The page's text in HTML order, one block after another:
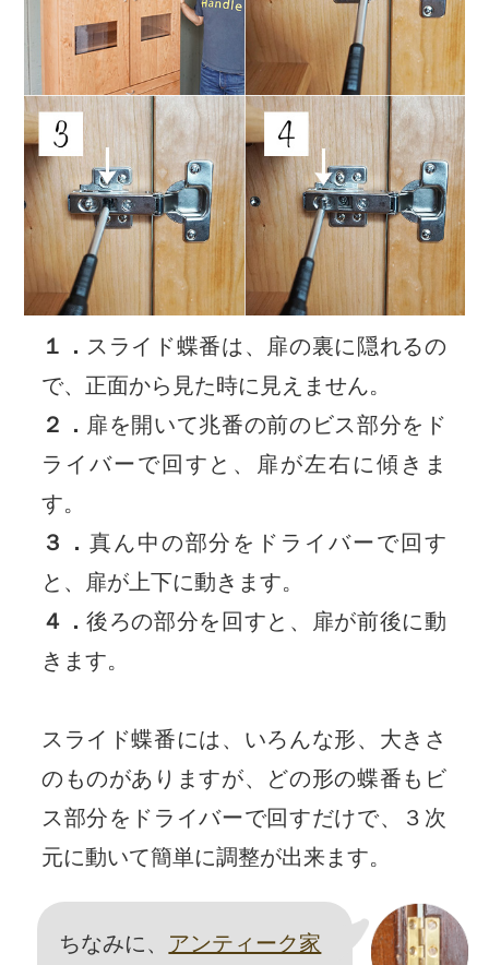
１． スライド蝶番は、扉の裏に隠れるの
で、正面から見た時に見えません。
２． 扉を開いて兆番の前のビス部分をド
ライバーで回すと、扉が左右に傾きま
す。
３． 真ん中の部分をドライバーで回す
と、扉が上下に動きます。
４．後ろの部分を回すと、扉が前後に動
きます。
スライド蝶番には、いろんな形、大きさ
のものがありますが、どの形の蝶番もビ
ス部分をドライバーで回すだけで、３次
元に動いて簡単に調整が出来ます。
ちなみに、 アンティーク家